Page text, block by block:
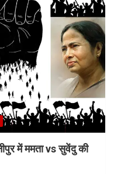
में ममता vs सुवेंदु की